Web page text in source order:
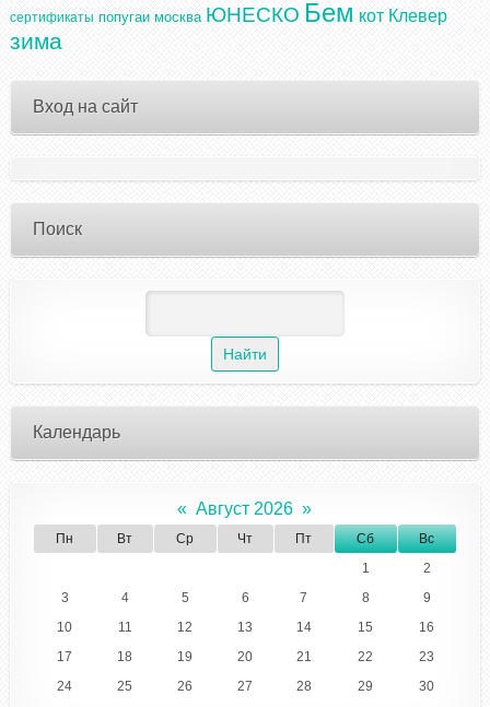
сертификаты попугаи москва ЮНЕСКО Бем кот Клевер
зима
Вход на сайт
Поиск
Календарь
« Август 2026 »
Пн Вт Ср Чт Пт Сб
Вс
1
2
3
4 5 6 7 8
9
10
11 12 13 14 15
16
17
18 19 20 21 22
23
24
25 26 27 28 29
30